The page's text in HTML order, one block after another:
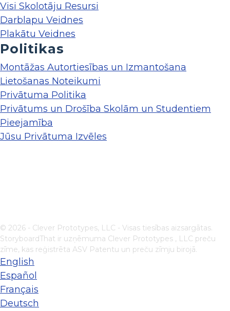
Visi Skolotāju Resursi
Darblapu Veidnes
Plakātu Veidnes
Politikas
Montāžas Autortiesības un Izmantošana
Lietošanas Noteikumi
Privātuma Politika
Privātums un Drošība Skolām un Studentiem
Pieejamība
Jūsu Privātuma Izvēles
© 2026 - Clever Prototypes, LLC - Visas tiesības aizsargātas.
StoryboardThat ir uzņēmuma Clever Prototypes , LLC preču
zīme, kas reģistrēta ASV Patentu un preču zīmju birojā.
English
Español
Français
Deutsch